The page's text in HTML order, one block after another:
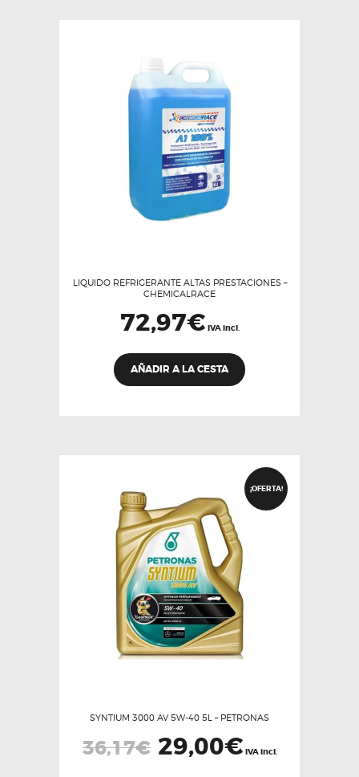
LIQUIDO REFRIGERANTE ALTAS PRESTACIONES –
CHEMICALRACE
72,97€ IVA incl.
AÑADIR A LA CESTA
¡OFERTA!
SYNTIUM 3000 AV 5W-40 5L – PETRONAS
36,17€
El
precio
era:
29,00€El
precio
IVA incl.